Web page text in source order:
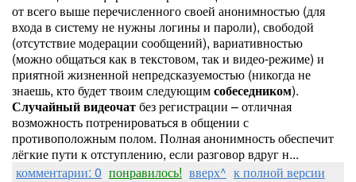
от всего выше перечисленного своей анонимностью (для
входа в систему не нужны логины и пароли), свободой
(отсутствие модерации сообщений), вариативностью
(можно общаться как в текстовом, так и видео-режиме) и
приятной жизненной непредсказуемостью (никогда не
знаешь, кто будет твоим следующимсобеседником).
Случайныйвидеочатбез регистрации – отличная
возможность потренироваться в общении с
противоположным полом. Полная анонимность обеспечит
лёгкие пути к отступлению, если разговор вдруг н...
комментарии: 0 понравилось! вверх^ к полной версии